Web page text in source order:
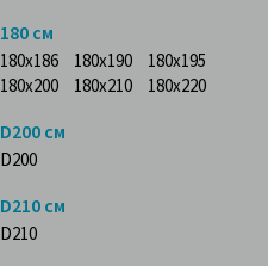
180 см
180x186 180x190
180x195
180x200
180x210 180x220
D200 см
D200
D210 см
D210